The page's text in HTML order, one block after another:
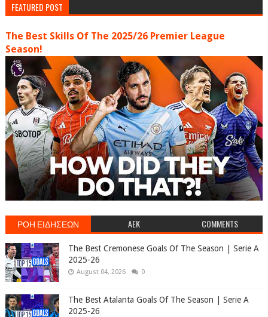
FEATURED POST
The Best Skills Of The 2025/26 Premier League
Season!
ΡΟΗ ΕΙΔΗΣΕΩΝ AEK COMMENTS
The Best Cremonese Goals Of The Season | Serie A
2025-26
August 04, 2026 0
The Best Atalanta Goals Of The Season | Serie A
2025-26